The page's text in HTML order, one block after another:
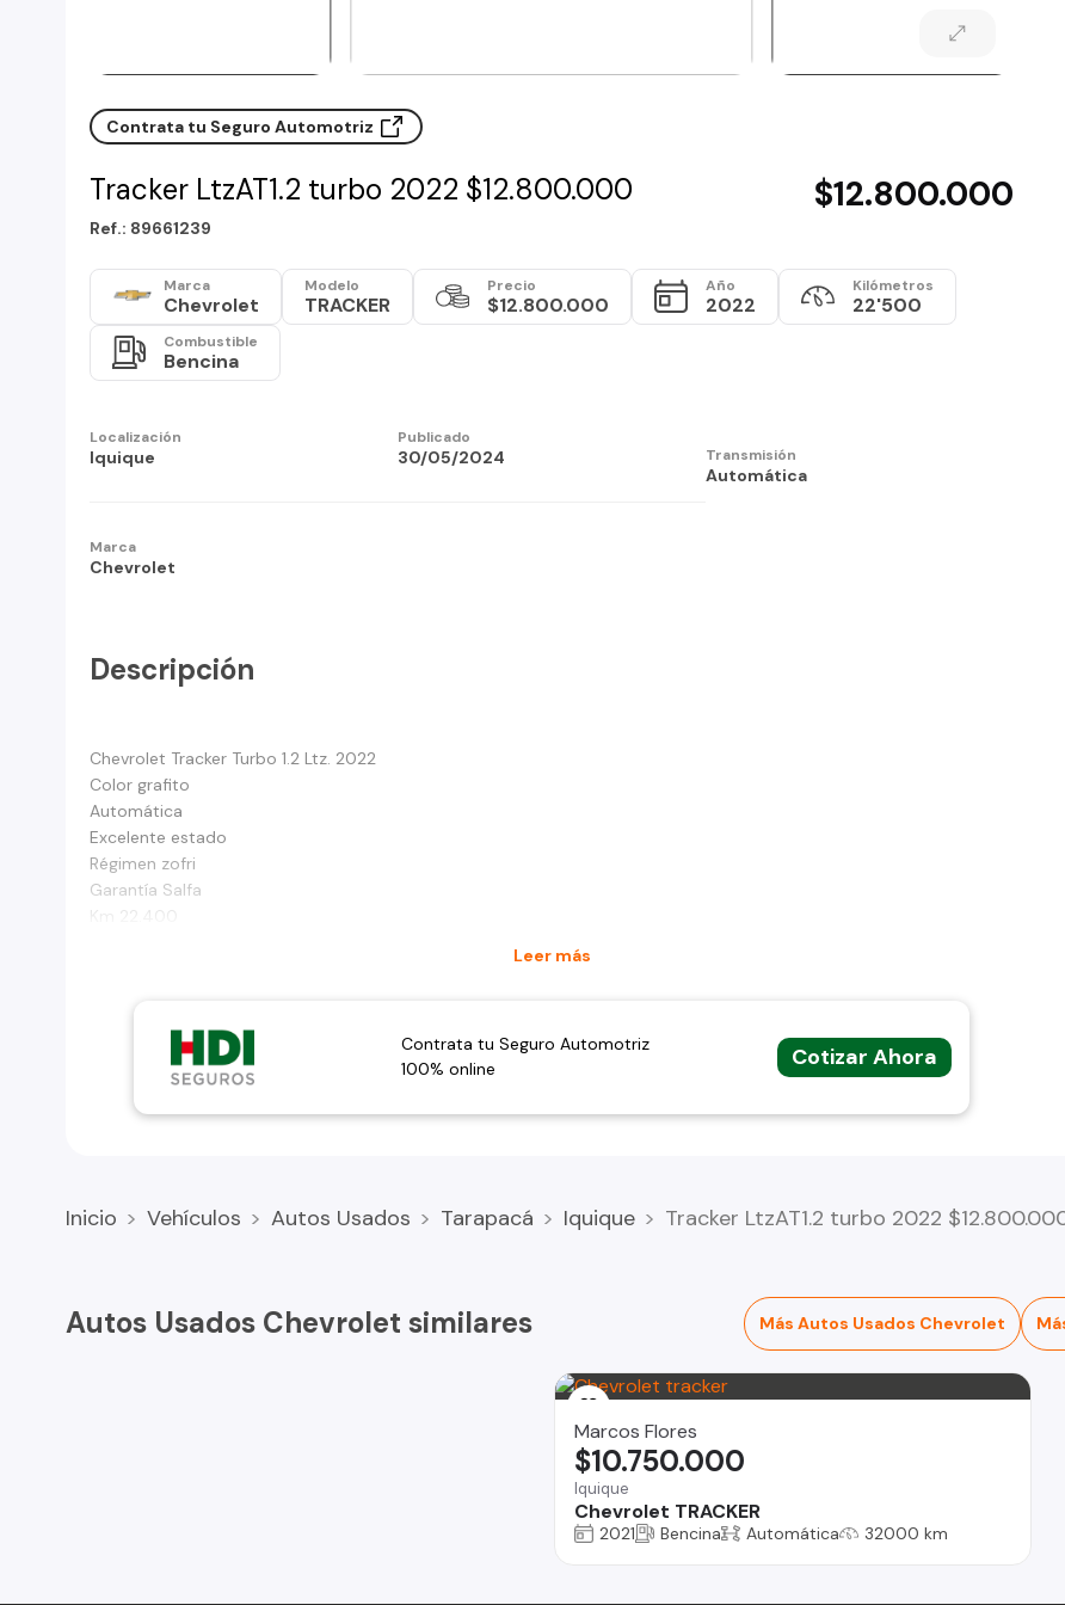
Contrata tu Seguro Automotriz
Tracker LtzAT1.2 turbo 2022 $12.800.000 $12.800.000
Ref.: 89661239
Marca
Chevrolet
Modelo
TRACKER
Precio
$12.800.000
Año
2022
Kilómetros
22'500
Combustible
Bencina
Localización
Iquique
Publicado
30/05/2024 Transmisión
Automática
Marca
Chevrolet
Descripción
Chevrolet Tracker Turbo 1.2 Ltz. 2022
Color grafito
Automática
Excelente estado
Régimen zofri
Garantía Salfa
Km 22.400
Leer más
Contrata tu Seguro Automotriz
100% online
Cotizar Ahora
Inicio Vehículos Autos Usados Tarapacá Iquique Tracker LtzAT1.2 turbo 2022
Autos Usados Chevrolet similares Más Autos Usados Chevrolet
Marcos Flores
Iquique
Chevrolet TRACKER
$10.750.000
2021 Bencina Automática 32000 km